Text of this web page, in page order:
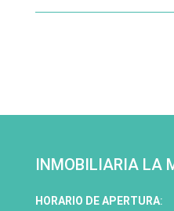
INMOBILIARIA LA
HORARIO DE APERTURA: